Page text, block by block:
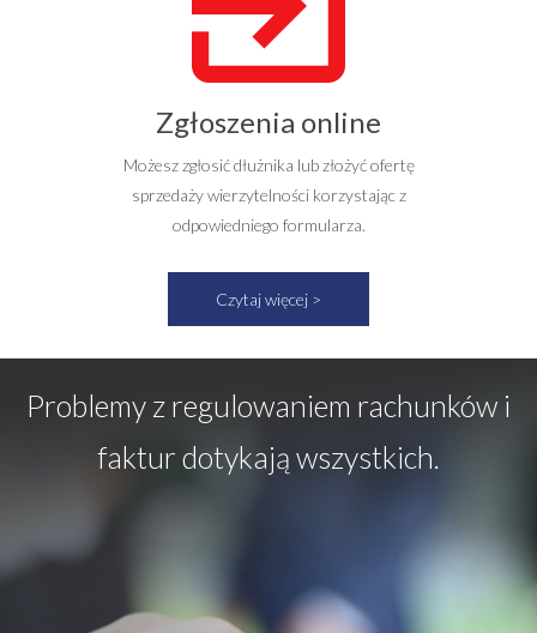
Zgłoszenia online
Możesz zgłosić dłużnika lub złożyć ofertę
sprzedaży wierzytelności korzystając z
odpowiedniego formularza.
Czytaj więcej >
Problemy z regulowaniem rachunków i
faktur dotykają wszystkich.